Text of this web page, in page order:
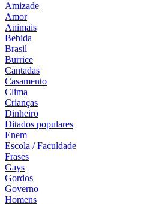
Amizade
Amor
Animais
Bebida
Brasil
Burrice
Cantadas
Casamento
Clima
Crianças
Dinheiro
Ditados populares
Enem
Escola / Faculdade
Frases
Gays
Gordos
Governo
Homens